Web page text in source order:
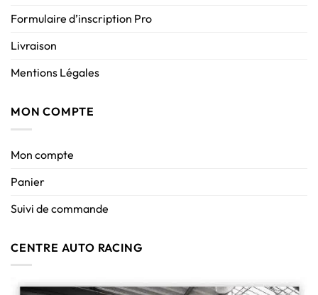
Formulaire d’inscription Pro
Livraison
Mentions Légales
MON COMPTE
Mon compte
Panier
Suivi de commande
CENTRE AUTO RACING